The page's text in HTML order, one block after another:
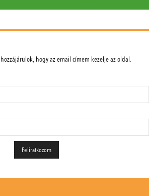
hogy az email címem kezelje az oldal.